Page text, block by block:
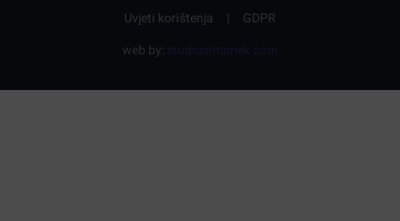
Uvjeti korištenja |
GDPR
web by: studiosimonek.com